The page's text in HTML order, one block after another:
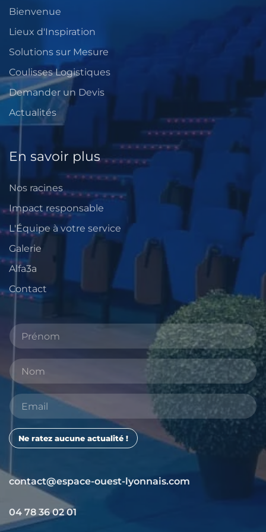
Bienvenue
Lieux d'Inspiration
Solutions sur Mesure
Coulisses Logistiques
Demander un Devis
Actualités
En savoir plus
Nos racines
Impact responsable
L'Équipe à votre service
Galerie
Alfa3a
Contact
Ne ratez aucune actualité !
contact@espace-ouest-lyonnais.com
04 78 36 02 01